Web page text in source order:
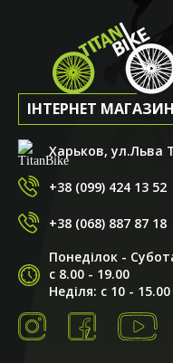
ІНТЕРНЕТ МАГАЗИН
Харьков, ул.Льва
+38 (099) 424 13 52
+38 (068) 887 87 18
Понеділок -
с 8.00 - 19.00
Неділя: с 10 - 15.00